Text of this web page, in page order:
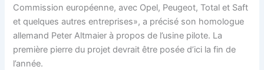
Commission européenne, avec Opel, Peugeot, Total et Saft
et quelques autres entreprises», a précisé son homologue
allemand Peter Altmaier à propos de l’usine pilote. La
première pierre du projet devrait être posée d’ici la fin de
l’année.